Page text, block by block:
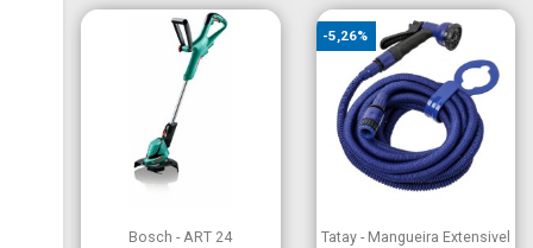
Vista rápida
Bosch - ART 24
Vista rápida
Tatay - Mangueira Extensivel
-5,26%